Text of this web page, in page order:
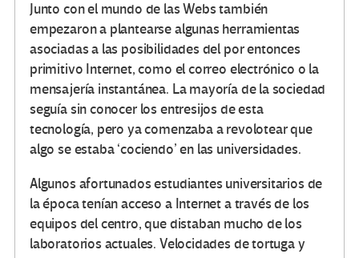
Junto con el mundo de las Webs también
empezaron a plantearse algunas herramientas
asociadas a las posibilidades del por entonces
primitivo Internet, como el correo electrónico o la
mensajería instantánea. La mayoría de la sociedad
seguía sin conocer los entresijos de esta
tecnología, pero ya comenzaba a revolotear que
algo se estaba ‘cociendo’ en las universidades.
Algunos afortunados estudiantes universitarios de
la época tenían acceso a Internet a través de los
equipos del centro, que distaban mucho de los
laboratorios actuales. Velocidades de tortuga y